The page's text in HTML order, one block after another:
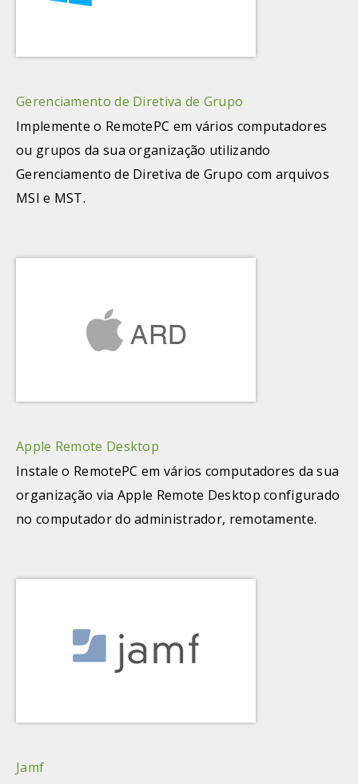
Gerenciamento de Diretiva de Grupo
Implemente o RemotePC em vários computadores
ou grupos da sua organização utilizando
Gerenciamento de Diretiva de Grupo com arquivos
MSI e MST.
Apple Remote Desktop
Instale o RemotePC em vários computadores da sua
organização via Apple Remote Desktop configurado
no computador do administrador, remotamente.
Jamf